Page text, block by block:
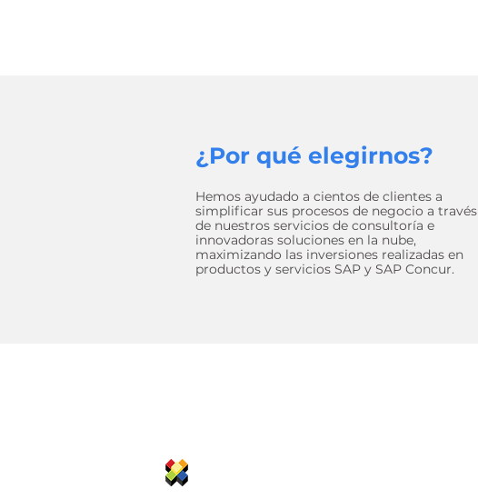
¿Por qué elegirnos?
Hemos ayudado a cientos de clientes a
simplificar sus procesos de negocio a través
de nuestros servicios de consultoría e
innovadoras soluciones en la nube,
maximizando las inversiones realizadas en
productos y servicios SAP y SAP Concur.